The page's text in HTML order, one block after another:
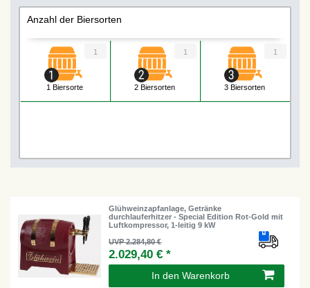
Anzahl der Biersorten
1 Biersorte
1
2 Biersorten
1
3 Biersorten
1
Glühweinzapfanlage, Getränke
durchlauferhitzer - Special Edition Rot-Gold mit
Luftkompressor, 1-leitig 9 kW
UVP 2.284,80 €
2.029,40 € *
In den Warenkorb